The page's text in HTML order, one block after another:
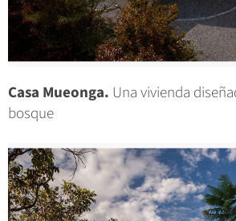
Casa Mueonga. Una vivienda
bosque